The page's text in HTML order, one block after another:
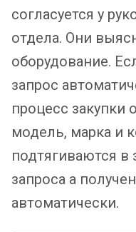
согласуется у
отдела. Они
оборудование.
запрос
процесс закупки
модель, марка и
подтягиваются в
запроса а
автоматически.